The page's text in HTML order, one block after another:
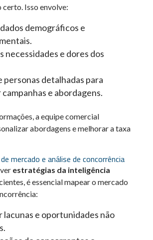
Isso envolve:
demográficos e
necessidades e dores dos
personas detalhadas para
e abordagens.
a equipe comercial
abordagens e melhorar a taxa
mercado e análise de concorrência
estratégias da inteligência
é essencial mapear o mercado
e oportunidades não